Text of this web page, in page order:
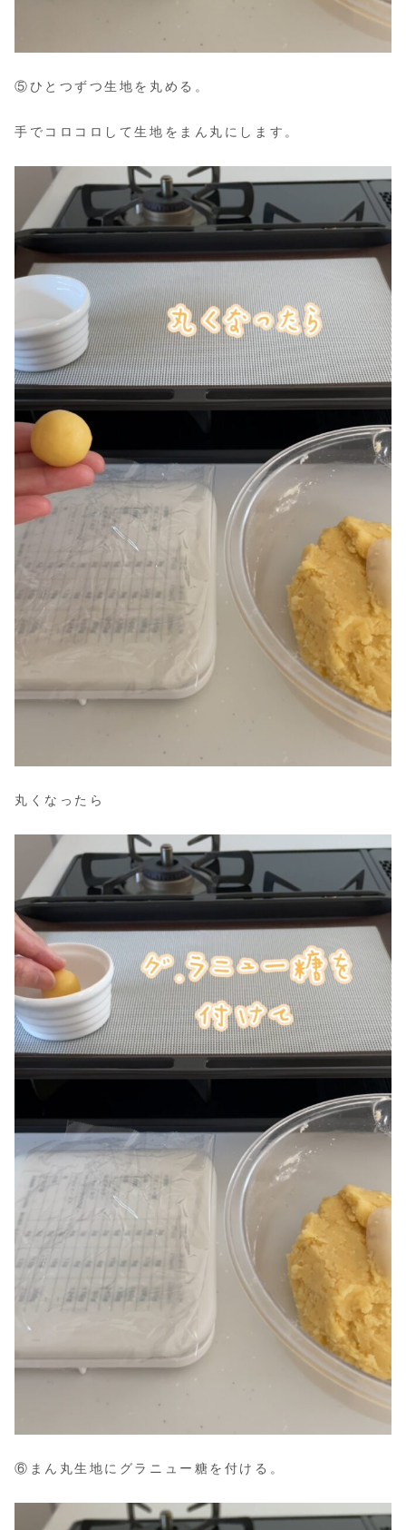
⑤ひとつずつ生地を丸める。
手でコロコロして生地をまん丸にします。
丸くなったら
⑥まん丸生地にグラニュー糖を付ける。